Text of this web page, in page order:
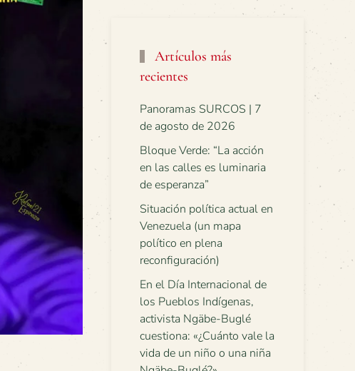
Artículos más
recientes
Panoramas SURCOS | 7
de agosto de 2026
Bloque Verde: “La acción
en las calles es luminaria
de esperanza”
Situación política actual en
Venezuela (un mapa
político en plena
reconfiguración)
En el Día Internacional de
los Pueblos Indígenas,
activista Ngäbe-Buglé
cuestiona: «¿Cuánto vale la
vida de un niño o una niña